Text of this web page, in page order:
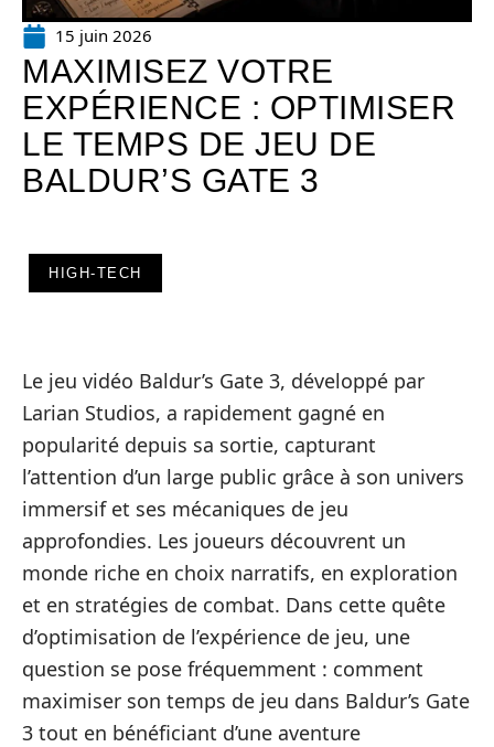
15 juin 2026
MAXIMISEZ VOTRE
EXPÉRIENCE : OPTIMISER
LE TEMPS DE JEU DE
BALDUR’S GATE 3
HIGH-TECH
Le jeu vidéo Baldur’s Gate 3, développé par
Larian Studios, a rapidement gagné en
popularité depuis sa sortie, capturant
l’attention d’un large public grâce à son univers
immersif et ses mécaniques de jeu
approfondies. Les joueurs découvrent un
monde riche en choix narratifs, en exploration
et en stratégies de combat. Dans cette quête
d’optimisation de l’expérience de jeu, une
question se pose fréquemment : comment
maximiser son temps de jeu dans Baldur’s Gate
3 tout en bénéficiant d’une aventure